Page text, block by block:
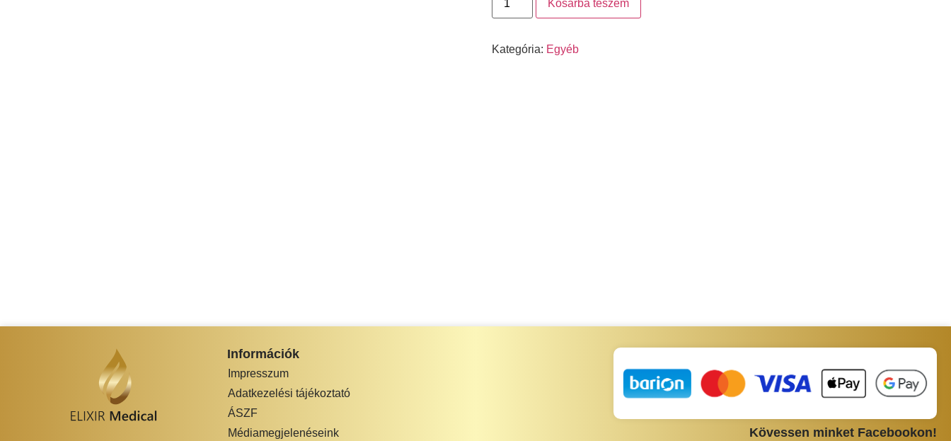
Kosárba teszem
Kategória: Egyéb
Információk
Impresszum
Adatkezelési tájékoztató
ÁSZF
Médiamegjelenéseink
Kövessen minket Facebookon!